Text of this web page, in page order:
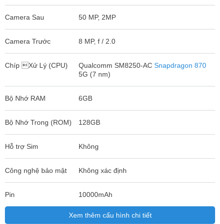
Camera Sau 50 MP, 2MP
Camera Trước 8 MP, f / 2.0
Chíp Xử Lý (CPU) Qualcomm SM8250-AC Snapdragon 870
5G (7 nm)
Bộ Nhớ RAM 6GB
Bộ Nhớ Trong (ROM) 128GB
Hỗ trợ Sim Không
Công nghệ bảo mật Không xác định
Pin 10000mAh
Xem thêm cấu hình chi tiết